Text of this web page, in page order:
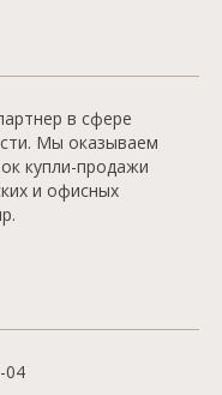
в сфере
Мы оказываем
купли-продажи
и офисных
04